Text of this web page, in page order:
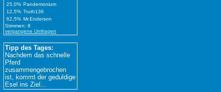
25,0% Pandemonium
12,5% Truth136
62,5% Mr.Enderson
Stimmen: 8
vergangene Umfragen
Tipp des Tages:
Nachdem das schnelle
Pferd
zusammengebrochen
ist, kommt der geduldige
Esel ins Ziel...